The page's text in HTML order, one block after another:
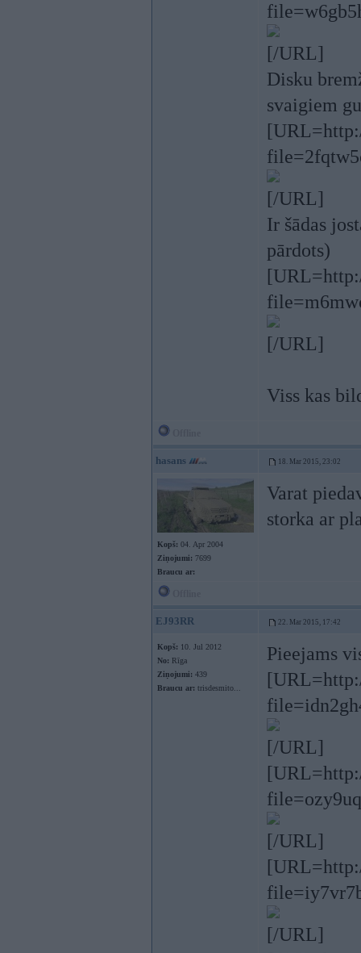
[/URL]
Disku
svaigiem
[/URL]
Ir šādas
pārdots)
[/URL]
Viss kas
hasans 18. Mar 2015, 23:02
Kopš: 04. Apr 2004
Ziņojumi: 7699
Braucu ar:
Varat
storka ar
EJ93RR 22. Mar 2015, 17:42
Kopš: 10. Jul 2012
No: Rīga
Ziņojumi: 439
Braucu ar: trisdesmito...
Pieejams
[/URL]
[/URL]
[/URL]